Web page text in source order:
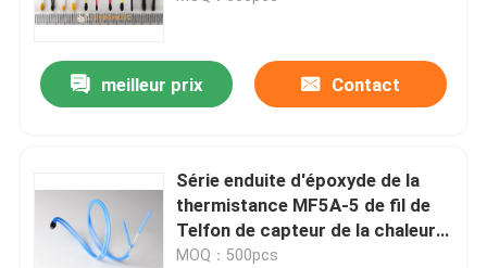
meilleur prix Contact
Série enduite d'époxyde de la
thermistance MF5A-5 de fil de
Telfon de capteur de la chaleur
de siège de voiture de BMS
MOQ：500pcs